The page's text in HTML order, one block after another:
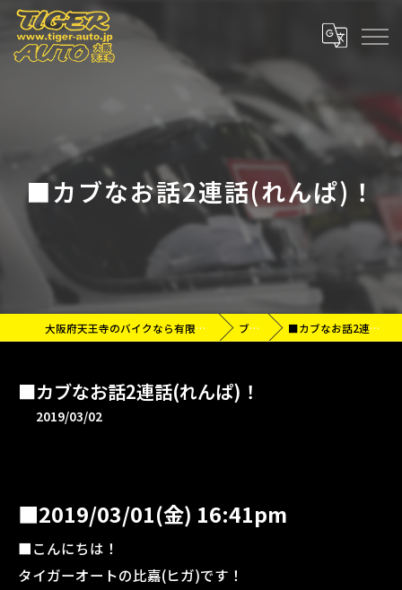
■カブなお話2連話(れんぱ)！
大阪府天王寺のバイクなら有限会社タイガーオート ブログ ■カブなお話2連話(れんぱ)！
■カブなお話2連話(れんぱ)！
2019/03/02
■2019/03/01(金) 16:41pm
■こんにちは！
タイガーオートの比嘉(ヒガ)です！